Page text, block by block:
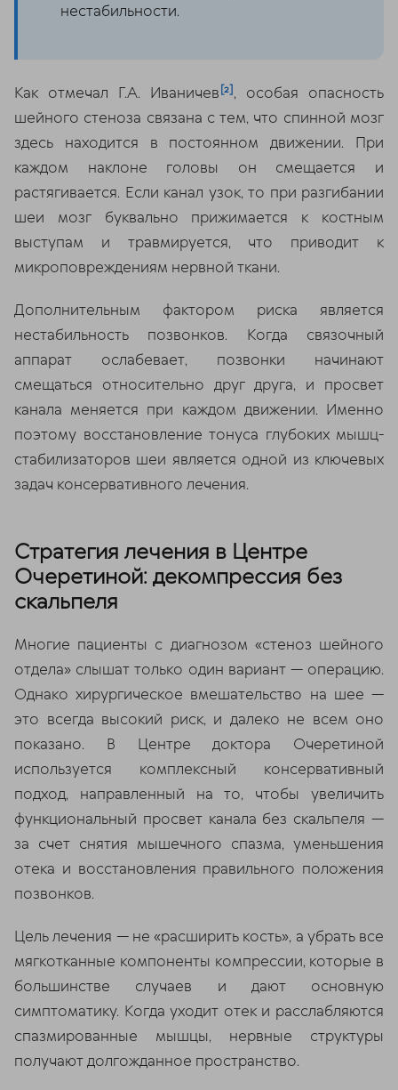
нестабильности.
Как отмечал Г.А. Иваничев[2], особая опасность
шейного стеноза связана с тем, что спинной мозг
здесь находится в постоянном движении. При
каждом наклоне головы он смещается и
растягивается. Если канал узок, то при разгибании
шеи мозг буквально прижимается к костным
выступам и травмируется, что приводит к
микроповреждениям нервной ткани.
Дополнительным фактором риска является
нестабильность позвонков. Когда связочный
аппарат ослабевает, позвонки начинают
смещаться относительно друг друга, и просвет
канала меняется при каждом движении. Именно
поэтому восстановление тонуса глубоких мышц-
стабилизаторов шеи является одной из ключевых
задач консервативного лечения.
Стратегия лечения в Центре
Очеретиной: декомпрессия без
скальпеля
Многие пациенты с диагнозом «стеноз шейного
отдела» слышат только один вариант — операцию.
Однако хирургическое вмешательство на шее —
это всегда высокий риск, и далеко не всем оно
показано. В Центре доктора Очеретиной
используется комплексный консервативный
подход, направленный на то, чтобы увеличить
функциональный просвет канала без скальпеля —
за счет снятия мышечного спазма, уменьшения
отека и восстановления правильного положения
позвонков.
Цель лечения — не «расширить кость», а убрать все
мягкотканные компоненты компрессии, которые в
большинстве случаев и дают основную
симптоматику. Когда уходит отек и расслабляются
спазмированные мышцы, нервные структуры
получают долгожданное пространство.